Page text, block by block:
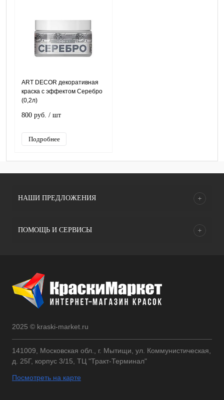
ART DЕCOR декоративная
краска с эффектом Серебро
(0,2л)
800 руб. / шт
Подробнее
НАШИ ПРЕДЛОЖЕНИЯ
ПОМОЩЬ И СЕРВИСЫ
2025 © kraski-market.ru
141009, Московская обл., г. Мытищи, ул. Коммунистическая,
д. 25Г, корпус 3/15, ТЦ "Тракт-Терминал"
Посмотреть на карте